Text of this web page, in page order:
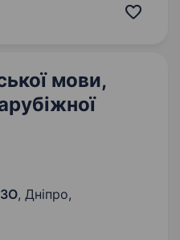
української
мови,
, Дніпро,